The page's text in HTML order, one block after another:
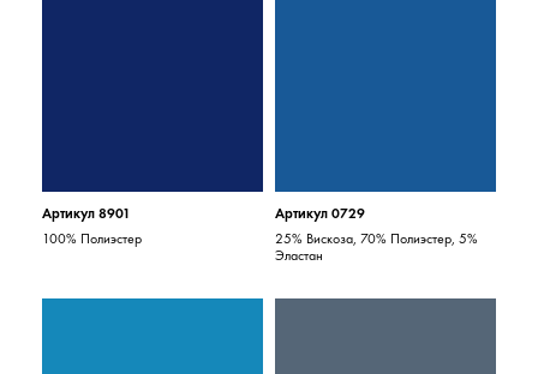
Артикул 8901
100% Полиэстер
Артикул 0729
25% Вискоза, 70% Полиэстер, 5%
Эластан